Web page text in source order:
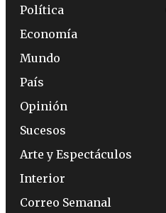
Política
Economía
Mundo
País
Opinión
Sucesos
Arte y Espectáculos
Interior
Correo Semanal